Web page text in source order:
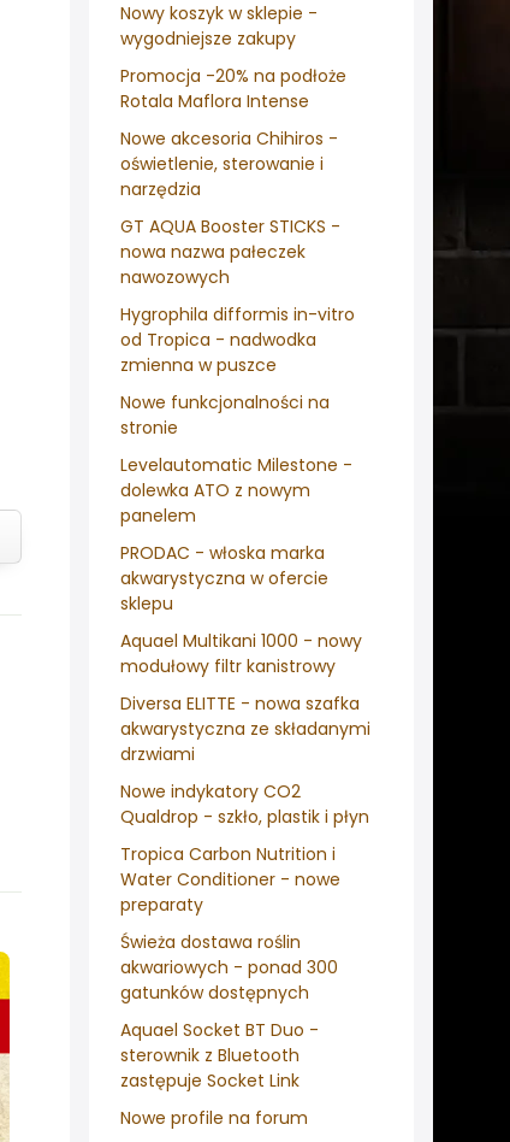
Nowy koszyk w sklepie -
wygodniejsze zakupy
Promocja -20% na podłoże
Rotala Maflora Intense
Nowe akcesoria Chihiros -
oświetlenie, sterowanie i
narzędzia
GT AQUA Booster STICKS -
nowa nazwa pałeczek
nawozowych
Hygrophila difformis in-vitro
od Tropica - nadwodka
zmienna w puszce
Nowe funkcjonalności na
stronie
Levelautomatic Milestone -
dolewka ATO z nowym
panelem
PRODAC - włoska marka
akwarystyczna w ofercie
sklepu
Aquael Multikani 1000 - nowy
modułowy filtr kanistrowy
Diversa ELITTE - nowa szafka
akwarystyczna ze składanymi
drzwiami
Nowe indykatory CO2
Qualdrop - szkło, plastik i płyn
Tropica Carbon Nutrition i
Water Conditioner - nowe
preparaty
Świeża dostawa roślin
akwariowych - ponad 300
gatunków dostępnych
Aquael Socket BT Duo -
sterownik z Bluetooth
zastępuje Socket Link
Nowe profile na forum